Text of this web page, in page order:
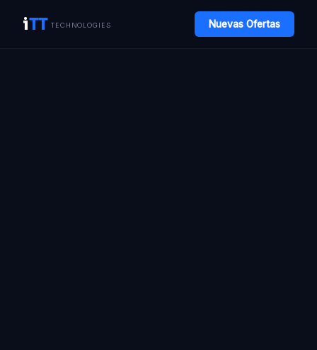
iTT TECHNOLOGIES Nuevas Ofertas